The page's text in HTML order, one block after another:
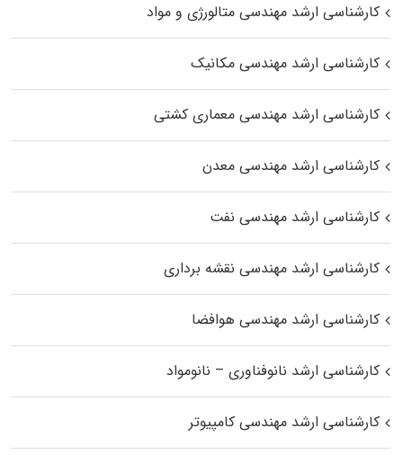
کارشناسی ارشد مهندسی متالورژی و مواد
کارشناسی ارشد مهندسی مکانیک
کارشناسی ارشد مهندسی معماری کشتی
کارشناسی ارشد مهندسی معدن
کارشناسی ارشد مهندسی نفت
کارشناسی ارشد مهندسی نقشه برداری
کارشناسی ارشد مهندسی هوافضا
کارشناسی ارشد نانوفناوری – نانومواد
کارشناسی ارشد مهندسی کامپیوتر